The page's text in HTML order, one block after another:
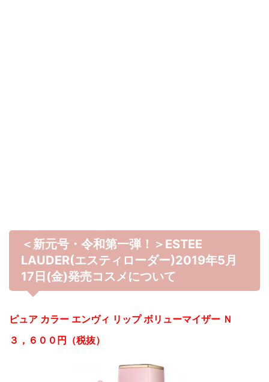
＜新元号・令和第一弾！＞ESTEE
LAUDER(エスティローダー)2019年5月
17日(金)発売コスメについて
ピュア カラー エンヴィ リップ ボリューマイザー Ｎ
３，６００円（税抜）